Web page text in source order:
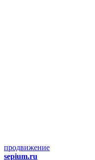
продвижение
sepium.ru